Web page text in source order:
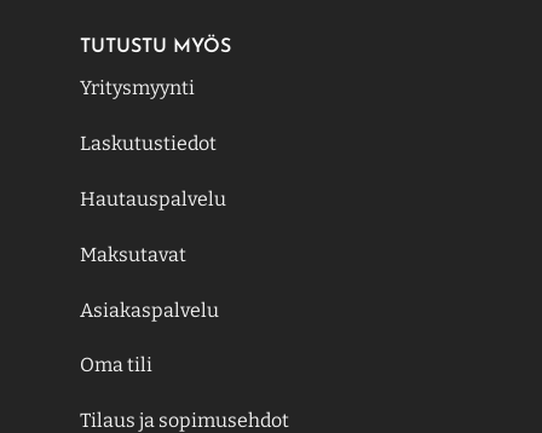
TUTUSTU MYÖS
Yritysmyynti
Laskutustiedot
Hautauspalvelu
Maksutavat
Asiakaspalvelu
Oma tili
Tilaus ja sopimusehdot